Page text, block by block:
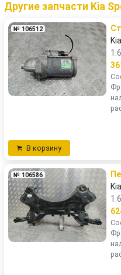
Другие запчасти Kia
№ 106512
В корзину
№ 106586